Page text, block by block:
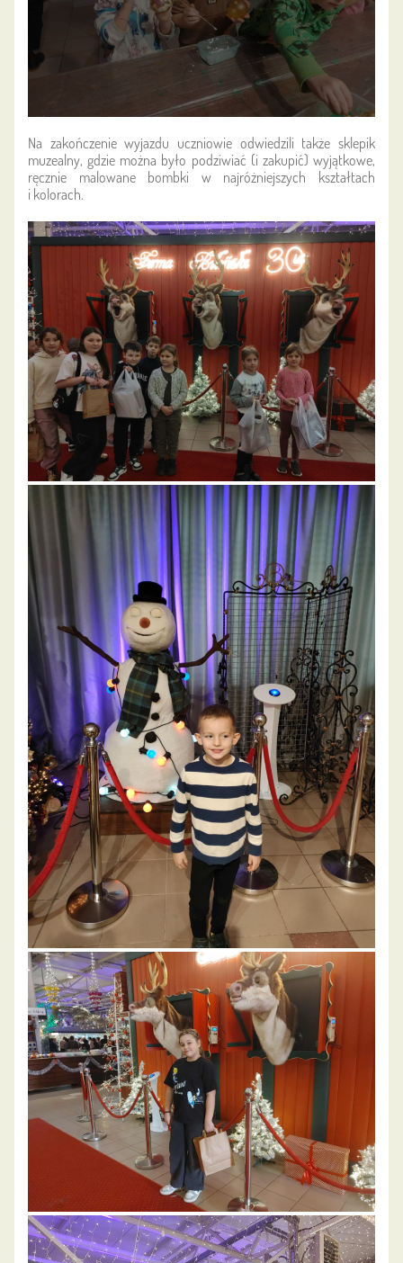
Na zakończenie wyjazdu uczniowie odwiedzili także sklepik
muzealny, gdzie można było podziwiać (i zakupić) wyjątkowe,
ręcznie malowane bombki w najróżniejszych kształtach
i kolorach.